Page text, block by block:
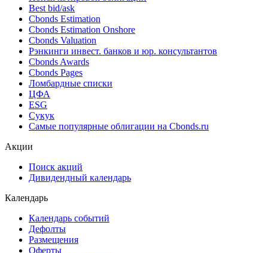
Поиск облигаций & Карты рынка
Поиск облигаций (ИИ)
Ближайшие размещения (Россия)
Поиск котировок облигаций
Best bid/ask
Cbonds Estimation
Cbonds Estimation Onshore
Cbonds Valuation
Рэнкинги инвест. банков и юр. консультантов
Cbonds Awards
Cbonds Pages
Ломбардные списки
ESG
Самые популярные облигации на Cbonds.ru
Дивидендный календарь
Календарь